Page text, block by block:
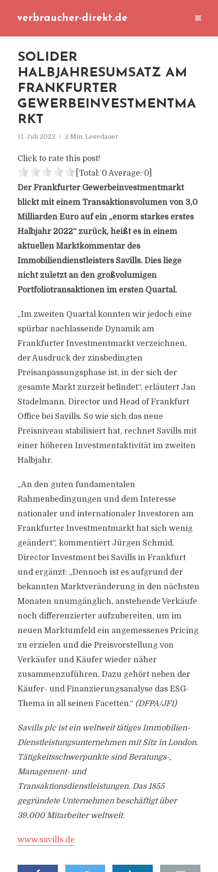
verbraucher-direkt.de
SOLIDER
HALBJAHRESUMSATZ AM
FRANKFURTER
GEWERBEINVESTMENTMA
RKT
11. Juli 2022 2 Min. Lesedauer
Click to rate this post!
[Total: 0 Average: 0]
Der Frankfurter Gewerbeinvestmentmarkt
blickt mit einem Transaktionsvolumen von 3,0
Milliarden Euro auf ein „enorm starkes erstes
Halbjahr 2022“ zurück, heißt es in einem
aktuellen Marktkommentar des
Immobiliendienstleisters Savills. Dies liege
nicht zuletzt an den großvolumigen
Portfoliotransaktionen im ersten Quartal.
„Im zweiten Quartal konnten wir jedoch eine
spürbar nachlassende Dynamik am
Frankfurter Investmentmarkt verzeichnen,
der Ausdruck der zinsbedingten
Preisanpassungsphase ist, in der sich der
gesamte Markt zurzeit befindet“, erläutert Jan
Stadelmann, Director und Head of Frankfurt
Office bei Savills. So wie sich das neue
Preisniveau stabilisiert hat, rechnet Savills mit
einer höheren Investmentaktivität im zweiten
Halbjahr.
„An den guten fundamentalen
Rahmenbedingungen und dem Interesse
nationaler und internationaler Investoren am
Frankfurter Investmentmarkt hat sich wenig
geändert“, kommentiert Jürgen Schmid,
Director Investment bei Savills in Frankfurt
und ergänzt: „Dennoch ist es aufgrund der
bekannten Marktveränderung in den nächsten
Monaten unumgänglich, anstehende Verkäufe
noch differenzierter aufzubereiten, um im
neuen Marktumfeld ein angemessenes Pricing
zu erzielen und die Preisvorstellung von
Verkäufer und Käufer wieder näher
zusammenzuführen. Dazu gehört neben der
Käufer- und Finanzierungsanalyse das ESG-
Thema in all seinen Facetten.“ (DFPA/JF1)
Savills plc ist ein weltweit tätiges Immobilien-
Dienstleistungsunternehmen mit Sitz in London.
Tätigkeitsschwerpunkte sind Beratungs-,
Management- und
Transaktionsdienstleistungen. Das 1855
gegründete Unternehmen beschäftigt über
39.000 Mitarbeiter weltweit.
www.savills.de